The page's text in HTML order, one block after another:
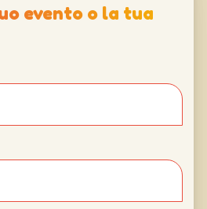
evento o la tua